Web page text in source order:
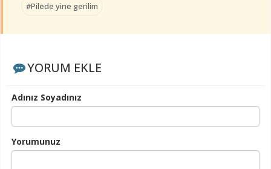
#Pilede yine gerilim
YORUM EKLE
Adınız Soyadınız
Yorumunuz